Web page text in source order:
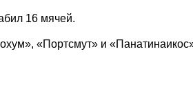
16 мячей.
«Портсмут» и